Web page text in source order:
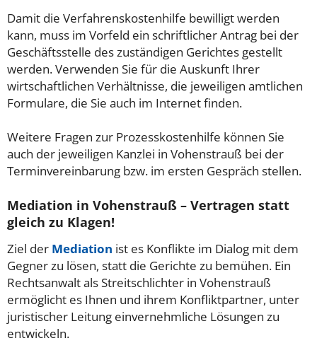
Damit die Verfahrenskostenhilfe bewilligt werden
kann, muss im Vorfeld ein schriftlicher Antrag bei der
Geschäftsstelle des zuständigen Gerichtes gestellt
werden. Verwenden Sie für die Auskunft Ihrer
wirtschaftlichen Verhältnisse, die jeweiligen amtlichen
Formulare, die Sie auch im Internet finden.
Weitere Fragen zur Prozesskostenhilfe können Sie
auch der jeweiligen Kanzlei in Vohenstrauß bei der
Terminvereinbarung bzw. im ersten Gespräch stellen.
Mediation in Vohenstrauß – Vertragen statt
gleich zu Klagen!
Ziel der Mediation ist es Konflikte im Dialog mit dem
Gegner zu lösen, statt die Gerichte zu bemühen. Ein
Rechtsanwalt als Streitschlichter in Vohenstrauß
ermöglicht es Ihnen und ihrem Konfliktpartner, unter
juristischer Leitung einvernehmliche Lösungen zu
entwickeln.